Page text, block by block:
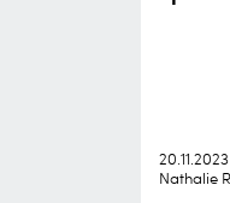
20.11.2023
Nathalie